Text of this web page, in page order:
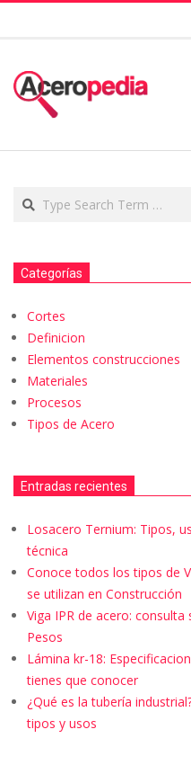
Categorías
Cortes
Definicion
Elementos construcciones
Materiales
Procesos
Tipos de Acero
Entradas recientes
Losacero Ternium: Tipos,
técnica
Conoce todos los tipos de
se utilizan en Construcción
Viga IPR de acero: consulta
Pesos
Lámina kr-18:
tienes que conocer
¿Qué es la tubería
tipos y usos